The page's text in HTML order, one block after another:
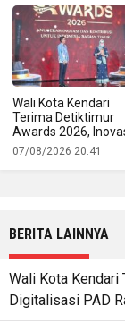
Wali Kota Kendari
Terima Detiktimur
Awards 2026,
Digitalisasi PAD Raih
Pengakuan Nasional
07/08/2026 20:41
BERITA LAINNYA
Wali Kota
Digitalisasi PAD